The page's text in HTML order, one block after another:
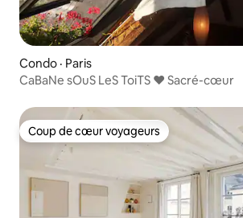
Condo · Paris
CaBaNe sOuS LeS ToiTS ♥ Sacré-cœur
Coup de cœur voyageurs
Coup de cœur voyageurs